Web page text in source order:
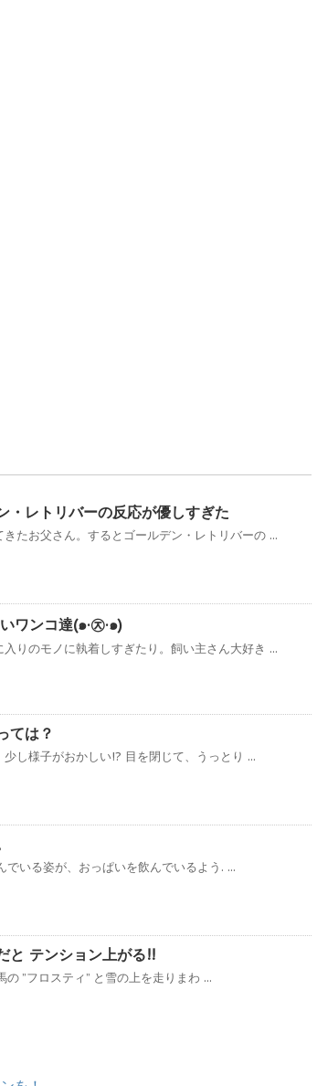
・レトリバーの反応が優しすぎた
たお父さん。するとゴールデン・レトリバーの ...
ワンコ達(๑·㉨·๑)
りのモノに執着しすぎたり。飼い主さん大好き ...
ては？
し様子がおかしい!? 目を閉じて、うっとり ...
でいる姿が、おっぱいを飲んでいるよう. ...
と テンション上がる!!
”フロスティ” と雪の上を走りまわ ...